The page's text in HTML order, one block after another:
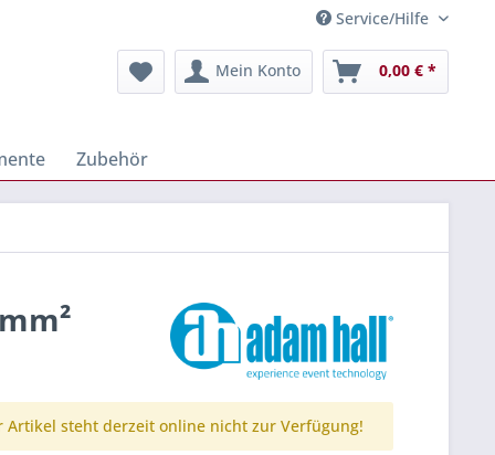
Service/Hilfe
Mein Konto 0,00 € *
Zubehör
Artikel steht derzeit online nicht zur Verfügung!